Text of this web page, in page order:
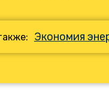
Экономия